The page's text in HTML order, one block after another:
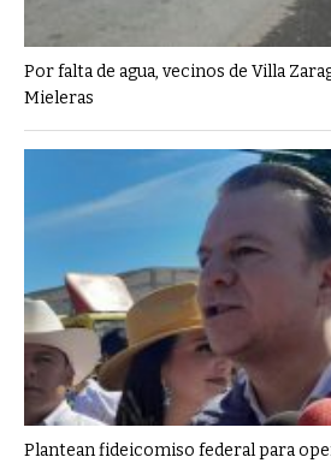
Por falta de agua, vecinos de Villa
Mieleras
Plantean fideicomiso federal para